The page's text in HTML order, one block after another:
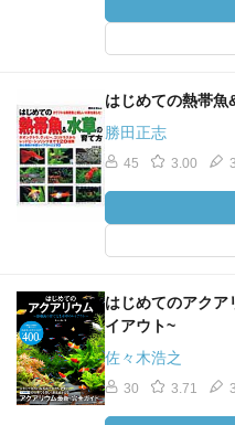
はじめての熱帯魚
勝田正志
45 3.00 3
はじめてのアクア
イアウト~
佐々木浩之
30 3.71 3